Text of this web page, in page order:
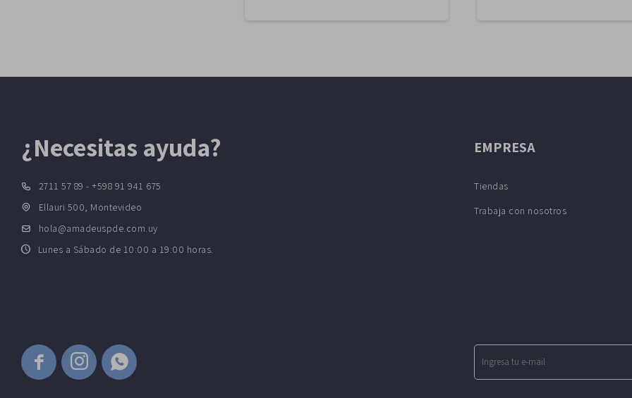
  
¿Necesitas ayuda?
2711 57 89 - +598 91 941 675
Ellauri 500, Montevideo
hola@amadeuspde.com.uy
Lunes a Sábado de 10:00 a 19:00 horas.
EMPRESA
Tiendas
Trabaja con nosotros